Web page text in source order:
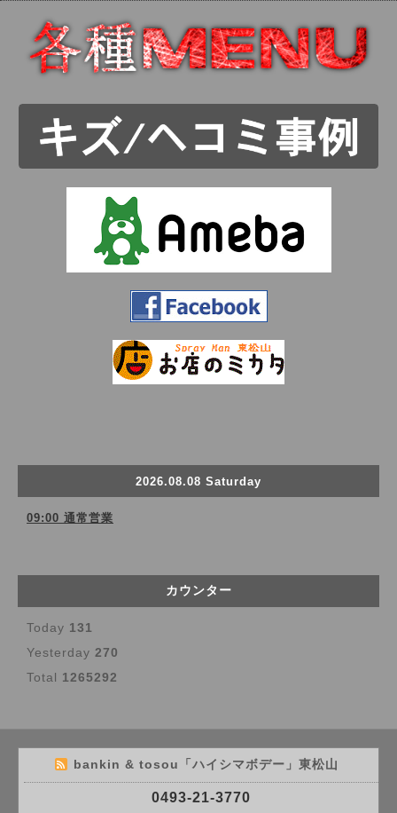
2026.08.08 Saturday
09:00 通常営業
カウンター
Today 131
Yesterday 270
Total 1265292
bankin & tosou「ハイシマボデー」東松山
0493-21-3770